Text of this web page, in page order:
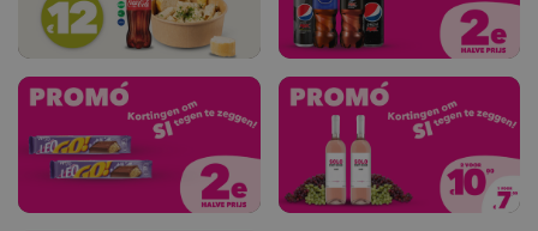
Dinerdeal Pasta Pepsi 33cl of 50cl 2de -
Solo Grigio Rosé - 2 voor €